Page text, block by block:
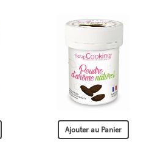
Ajouter au Panier